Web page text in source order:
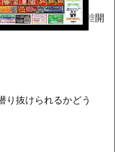
のみ受けられる時差開
り抜けられるかどう